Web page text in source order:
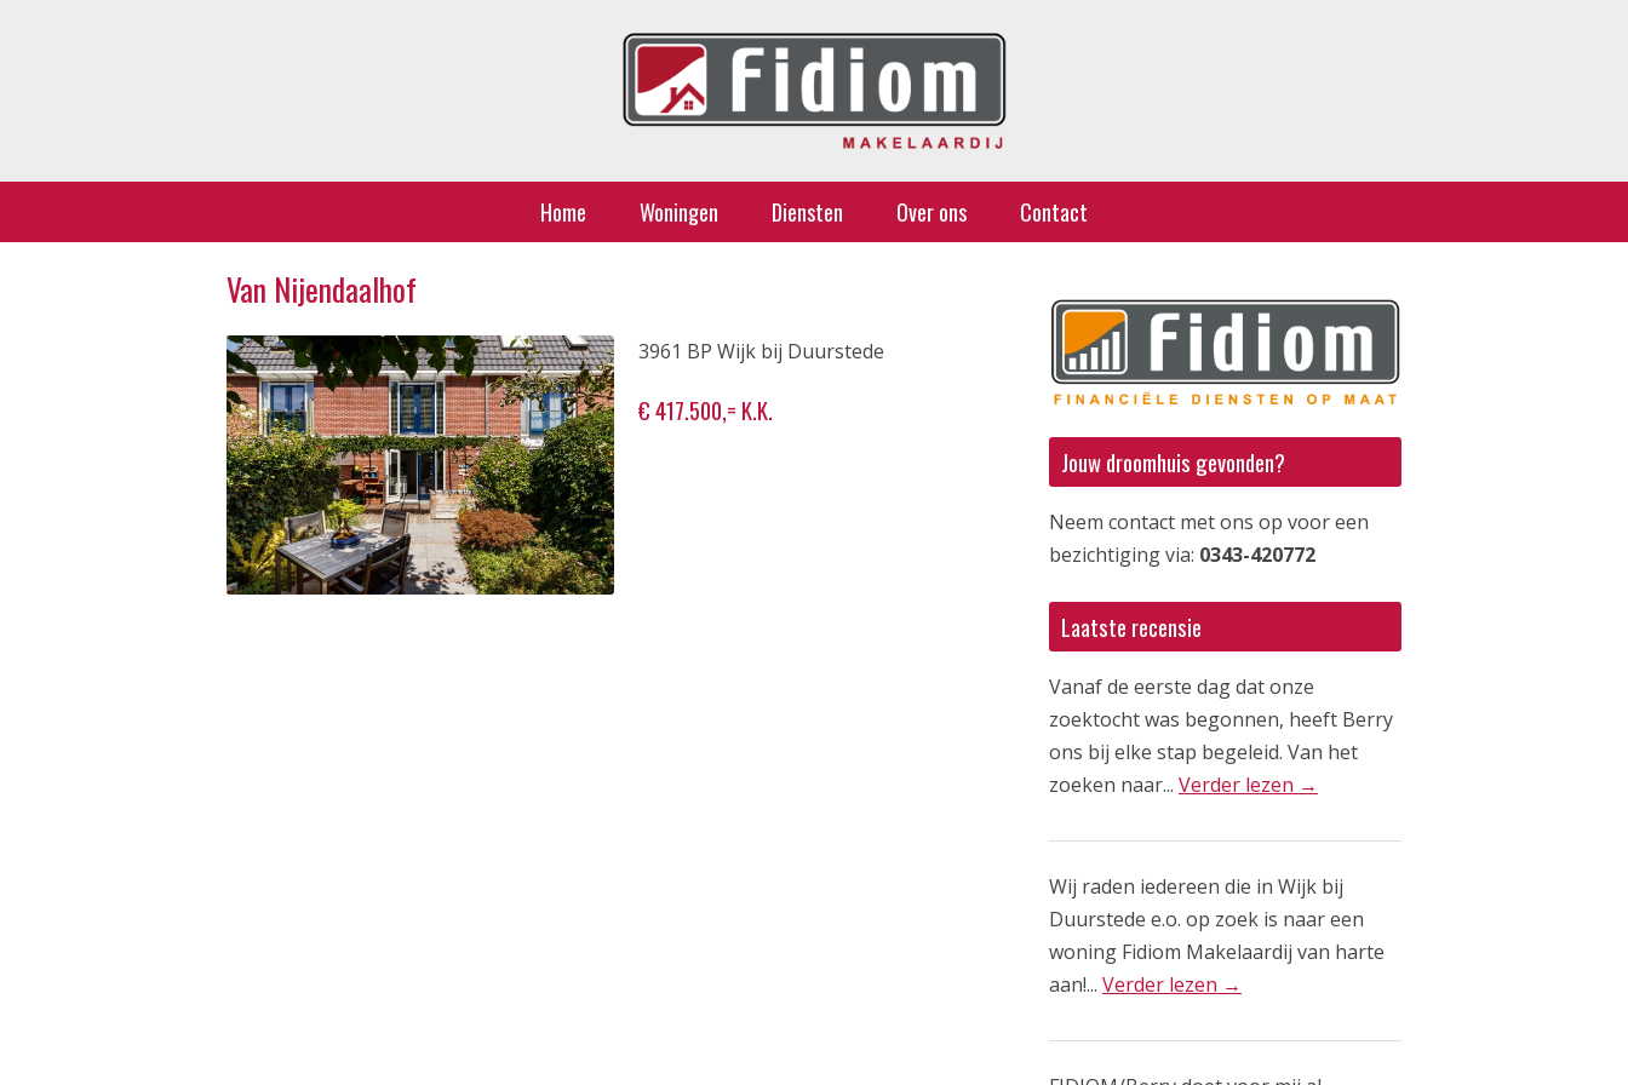
Home Woningen Diensten Over ons Contact
Van Nijendaalhof
3961 BP Wijk bij Duurstede
€ 417.500,= K.K.
Jouw droomhuis gevonden?
Neem contact met ons op voor een
bezichtiging via: 0343-420772
Laatste recensie
Vanaf de eerste dag dat onze
zoektocht was begonnen, heeft Berry
ons bij elke stap begeleid. Van het
zoeken naar... Verder lezen →
Wij raden iedereen die in Wijk bij
Duurstede e.o. op zoek is naar een
woning Fidiom Makelaardij van harte
aan!... Verder lezen →